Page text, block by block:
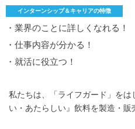
インターンシップ＆キャリアの特徴
・業界のことに詳しくなれる！
・仕事内容が分かる！
・就活に役立つ！
私たちは、「ライフガード」を
い・あたらしい』飲料を製造・販